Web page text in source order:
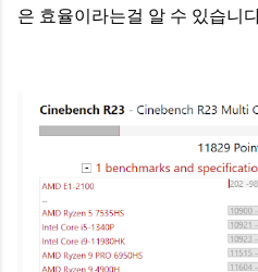
은 효율이라는걸 알 수 있습니